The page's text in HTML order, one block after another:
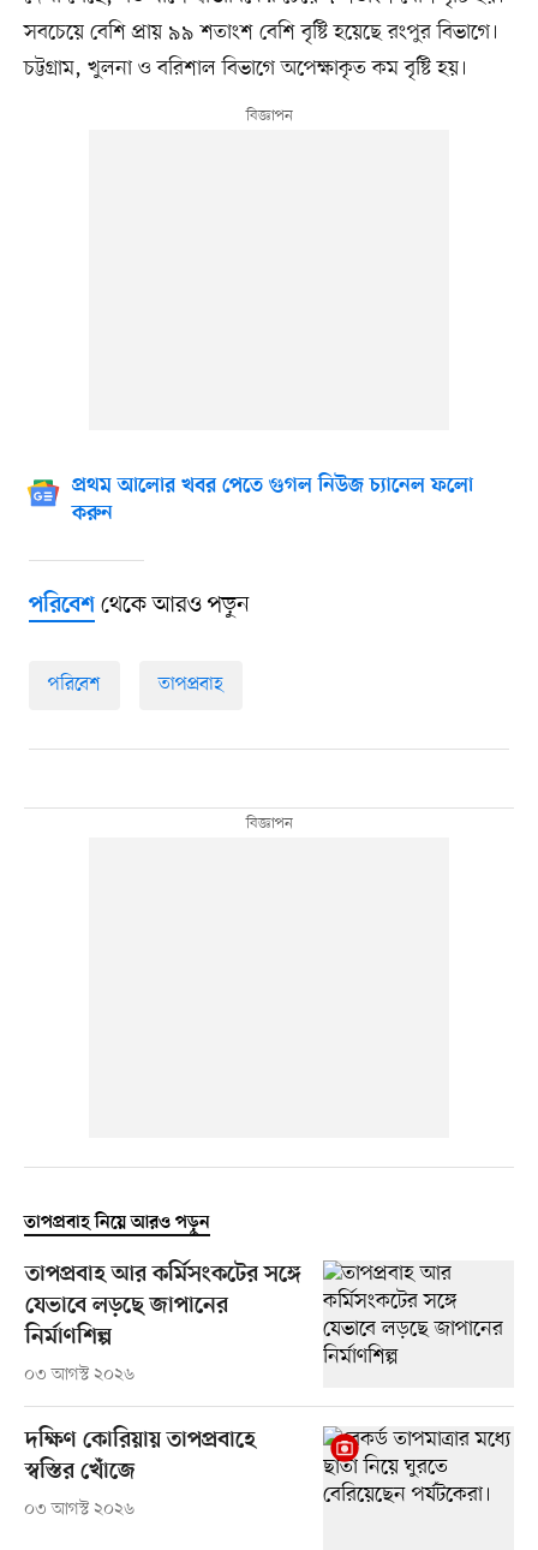
সবচেয়ে বেশি প্রায় ৯৯ শতাংশ বেশি বৃষ্টি হয়েছে রংপুর বিভাগে।
চট্টগ্রাম, খুলনা ও বরিশাল বিভাগে অপেক্ষাকৃত কম বৃষ্টি হয়।
প্রথম আলোর খবর পেতে গুগল নিউজ চ্যানেল ফলো
করুন
পরিবেশথেকে আরও পড়ুন
পরিবেশ তাপপ্রবাহ
তাপপ্রবাহ নিয়ে আরও পড়ুন
তাপপ্রবাহ আর কর্মিসংকটের সঙ্গে
যেভাবে লড়ছে জাপানের
নির্মাণশিল্প
০৩ আগস্ট ২০২৬
দক্ষিণ কোরিয়ায় তাপপ্রবাহে
স্বস্তির খোঁজে
০৩ আগস্ট ২০২৬